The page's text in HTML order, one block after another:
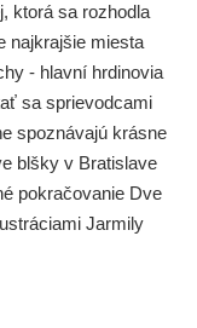
ktorá sa rozhodla
najkrajšie miesta
- hlavní hrdinovia
sa sprievodcami
spoznávajú krásne
blšky v Bratislave
pokračovanie Dve
Jarmily